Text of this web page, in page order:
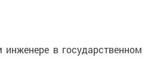
в государственном